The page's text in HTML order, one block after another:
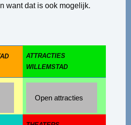
want dat is ook mogelijk.
ATTRACTIES
WILLEMSTAD
Open attracties